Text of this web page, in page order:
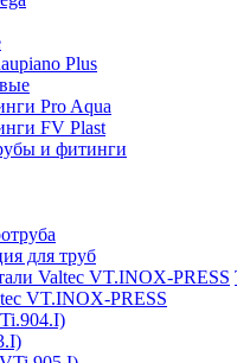
Plus
Pro Aqua
FV Plast
и фитинги
для труб
VT.INOX-PRESS